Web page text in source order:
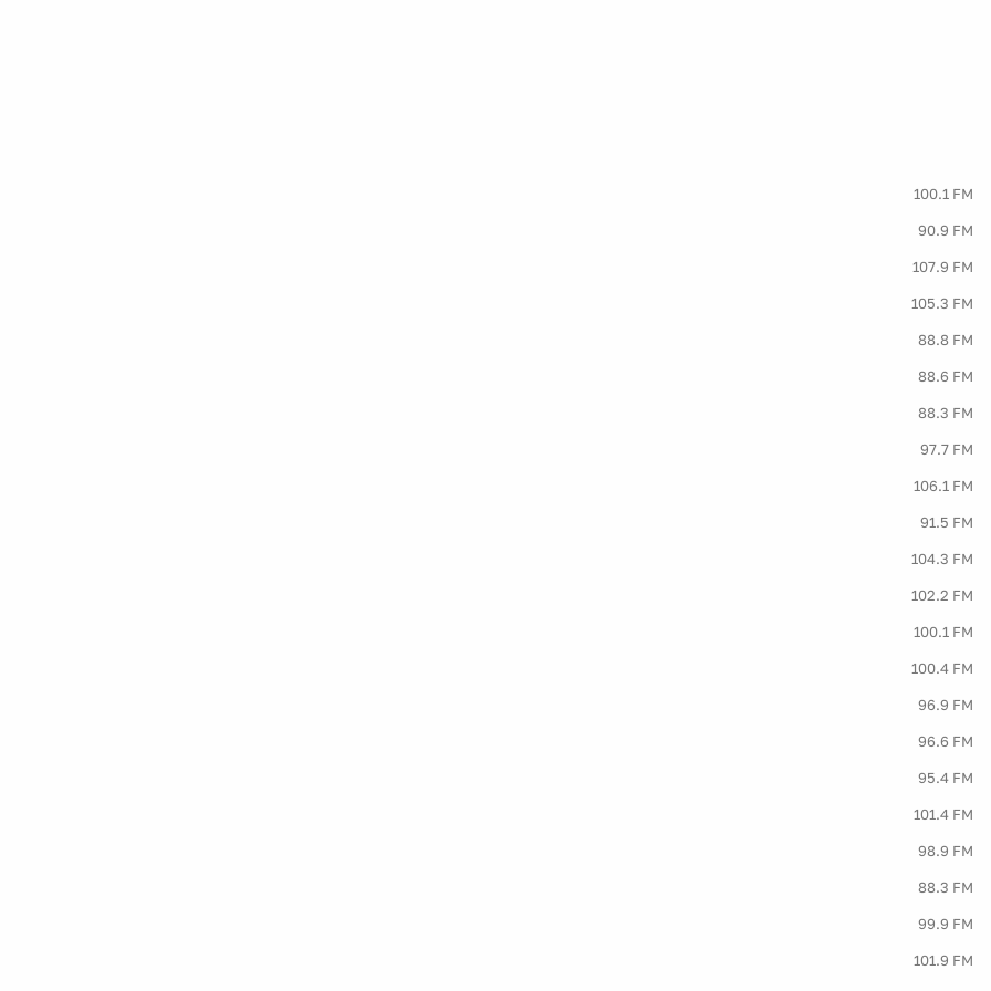
100.1 FM
90.9 FM
107.9 FM
105.3 FM
88.8 FM
88.6 FM
88.3 FM
97.7 FM
106.1 FM
91.5 FM
104.3 FM
102.2 FM
100.1 FM
100.4 FM
96.9 FM
96.6 FM
95.4 FM
101.4 FM
98.9 FM
88.3 FM
99.9 FM
101.9 FM